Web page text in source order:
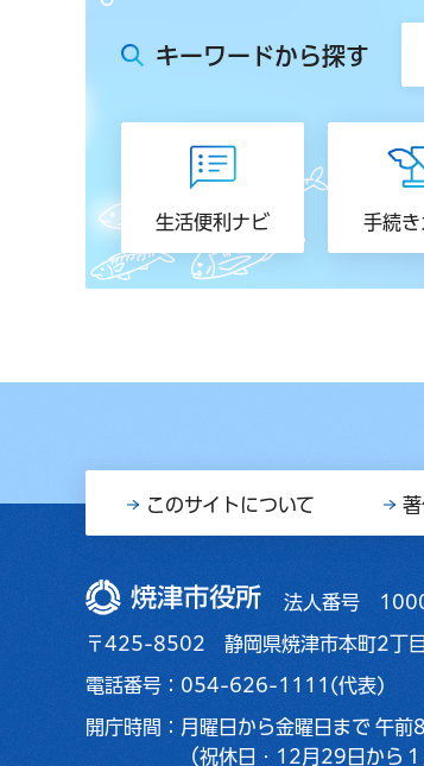
キーワードから探す
生活便利ナビ 手続き
このサイトについて
焼津市役所 法人番号
〒425-8502 静岡県焼津市本町2丁
電話番号：054-626-1111(代表)
開庁時間： 月曜日から金曜日まで 午前
（祝休日・12月29日から１